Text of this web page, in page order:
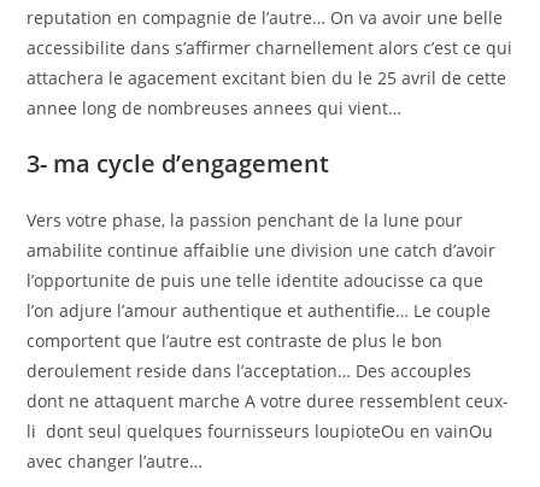
reputation en compagnie de l’autre… On va avoir une belle
accessibilite dans s’affirmer charnellement alors c’est ce qui
attachera le agacement excitant bien du le 25 avril de cette
annee long de nombreuses annees qui vient…
3- ma cycle d’engagement
Vers votre phase, la passion penchant de la lune pour
amabilite continue affaiblie une division une catch d’avoir
l’opportunite de puis une telle identite adoucisse ca que
l’on adjure l’amour authentique et authentifie… Le couple
comportent que l’autre est contraste de plus le bon
deroulement reside dans l’acceptation… Des accouples
dont ne attaquent marche A votre duree ressemblent ceux-
li dont seul quelques fournisseurs loupioteOu en vainOu
avec changer l’autre…